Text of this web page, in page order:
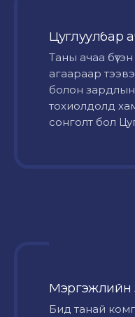
Цуглуулбар
Таны ачаа бүтэн
агаараар
болон
тохиолдолд
сонголт бол
Мэргэжлийн
Бид танай